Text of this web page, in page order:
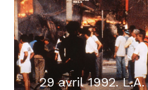
29 avril 1992. L.A.